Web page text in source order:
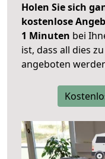
Holen Sie sich
kostenlose
1 Minuten bei
ist, dass all dies
angeboten